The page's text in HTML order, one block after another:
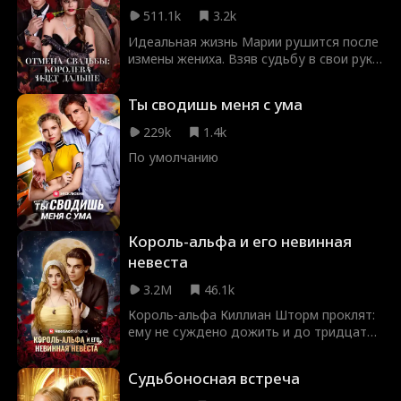
511.1k
3.2k
Идеальная жизнь Марии рушится после
измены жениха. Взяв судьбу в свои руки,
миллиардером. Их пути пересекаются,
пробуждая забытые чувства. Мария
понимает, что настоящая любовь
непредсказуема, полна страсти и
Ты сводишь меня с ума
229k
1.4k
По умолчанию
Король-альфа и его невинная
невеста
3.2M
46.1k
Король-альфа Киллиан Шторм проклят:
ему не суждено дожить и до тридцати.
судьба - человек? Люди не могут
Судьбоносная встреча